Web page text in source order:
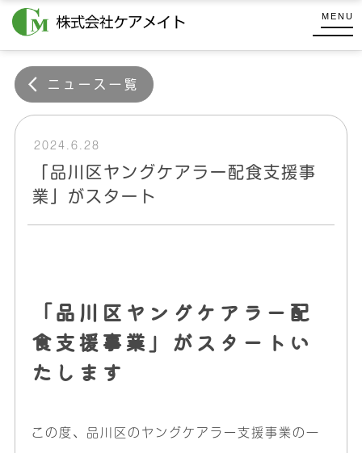
ン
テ株
式
会
社
MENU
ニュース一覧
2024.6.28
「品川区ヤングケアラー配食支援事
業」がスタート
「品川区ヤングケアラー配
食支援事業」がスタートい
たします
この度、品川区のヤングケアラー支援事業の一
式
会
ケ
ア
メ
イ